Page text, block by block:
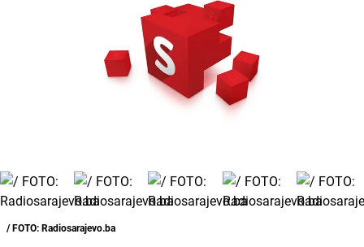
/ FOTO: Radiosarajevo.ba